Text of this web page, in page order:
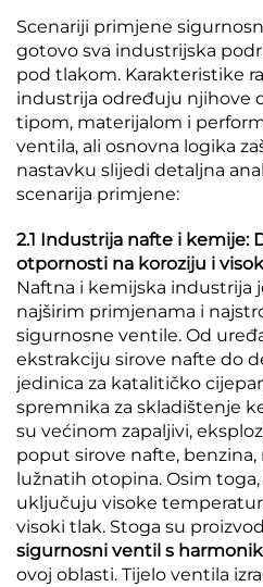
Scenariji primjene
gotovo sva industrijska
pod tlakom. Karakteristike
industrija određuju njihove
tipom, materijalom i
ventila, ali osnovna logika
nastavku slijedi detaljna
scenarija primjene:
2.1 Industrija nafte i kemije:
otpornosti na koroziju i
Naftna i kemijska industrija
najširim primjenama i
sigurnosne ventile. Od
ekstrakciju sirove nafte do
jedinica za katalitičko
spremnika za skladištenje
su većinom zapaljivi,
poput sirove nafte,
lužnatih otopina. Osim
uključuju visoke
visoki tlak. Stoga su
sigurnosni ventil s
ovoj oblasti. Tijelo ventila